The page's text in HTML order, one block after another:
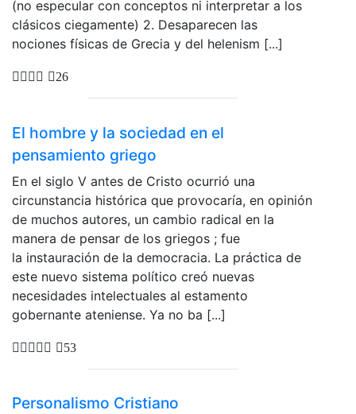
(no especular con conceptos ni interpretar a los
clásicos ciegamente) 2. Desaparecen las
nociones físicas de Grecia y del helenism [...]
26
El hombre y la sociedad en el
pensamiento griego
En el siglo V antes de Cristo ocurrió una
circunstancia histórica que provocaría, en opinión
de muchos autores, un cambio radical en la
manera de pensar de los griegos ; fue
la instauración de la democracia. La práctica de
este nuevo sistema político creó nuevas
necesidades intelectuales al estamento
gobernante ateniense. Ya no ba [...]
53
Personalismo Cristiano